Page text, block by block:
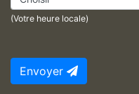
(Votre heure locale)
Envoyer